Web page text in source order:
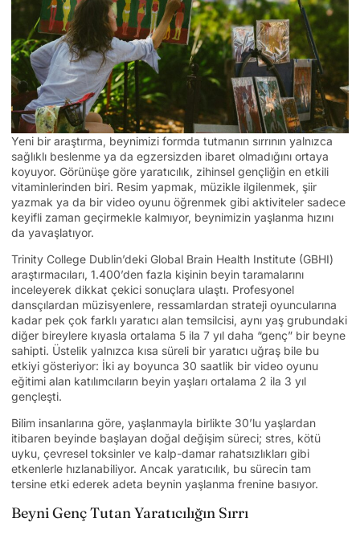
Yeni bir araştırma, beynimizi formda tutmanın sırrının yalnızca
sağlıklı beslenme ya da egzersizden ibaret olmadığını ortaya
koyuyor. Görünüşe göre yaratıcılık, zihinsel gençliğin en etkili
vitaminlerinden biri. Resim yapmak, müzikle ilgilenmek, şiir
yazmak ya da bir video oyunu öğrenmek gibi aktiviteler sadece
keyifli zaman geçirmekle kalmıyor, beynimizin yaşlanma hızını
da yavaşlatıyor.
Trinity College Dublin’deki Global Brain Health Institute (GBHI)
araştırmacıları, 1.400’den fazla kişinin beyin taramalarını
inceleyerek dikkat çekici sonuçlara ulaştı. Profesyonel
dansçılardan müzisyenlere, ressamlardan strateji oyuncularına
kadar pek çok farklı yaratıcı alan temsilcisi, aynı yaş grubundaki
diğer bireylere kıyasla ortalama 5 ila 7 yıl daha “genç” bir beyne
sahipti. Üstelik yalnızca kısa süreli bir yaratıcı uğraş bile bu
etkiyi gösteriyor: İki ay boyunca 30 saatlik bir video oyunu
eğitimi alan katılımcıların beyin yaşları ortalama 2 ila 3 yıl
gençleşti.
Bilim insanlarına göre, yaşlanmayla birlikte 30’lu yaşlardan
itibaren beyinde başlayan doğal değişim süreci; stres, kötü
uyku, çevresel toksinler ve kalp-damar rahatsızlıkları gibi
etkenlerle hızlanabiliyor. Ancak yaratıcılık, bu sürecin tam
tersine etki ederek adeta beynin yaşlanma frenine basıyor.
Beyni Genç Tutan Yaratıcılığın Sırrı